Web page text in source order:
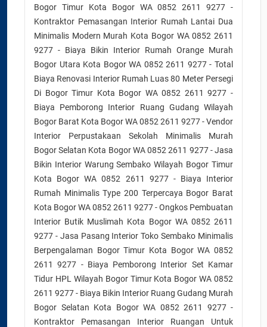
Bogor Timur Kota Bogor WA 0852 2611 9277 -
Kontraktor Pemasangan Interior Rumah Lantai Dua
Minimalis Modern Murah Kota Bogor WA 0852 2611
9277 - Biaya Bikin Interior Rumah Orange Murah
Bogor Utara Kota Bogor WA 0852 2611 9277 - Total
Biaya Renovasi Interior Rumah Luas 80 Meter Persegi
Di Bogor Timur Kota Bogor WA 0852 2611 9277 -
Biaya Pemborong Interior Ruang Gudang Wilayah
Bogor Barat Kota Bogor WA 0852 2611 9277 - Vendor
Interior Perpustakaan Sekolah Minimalis Murah
Bogor Selatan Kota Bogor WA 0852 2611 9277 - Jasa
Bikin Interior Warung Sembako Wilayah Bogor Timur
Kota Bogor WA 0852 2611 9277 - Biaya Interior
Rumah Minimalis Type 200 Terpercaya Bogor Barat
Kota Bogor WA 0852 2611 9277 - Ongkos Pembuatan
Interior Butik Muslimah Kota Bogor WA 0852 2611
9277 - Jasa Pasang Interior Toko Sembako Minimalis
Berpengalaman Bogor Timur Kota Bogor WA 0852
2611 9277 - Biaya Pemborong Interior Set Kamar
Tidur HPL Wilayah Bogor Timur Kota Bogor WA 0852
2611 9277 - Biaya Bikin Interior Ruang Gudang Murah
Bogor Selatan Kota Bogor WA 0852 2611 9277 -
Kontraktor Pemasangan Interior Ruangan Untuk